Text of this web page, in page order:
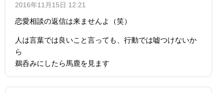
2016年11月15日 12:21
恋愛相談の返信は来ませんよ（笑）
人は言葉では良いこと言っても、行動では嘘つけないか
ら
鵜呑みにしたら馬鹿を見ます